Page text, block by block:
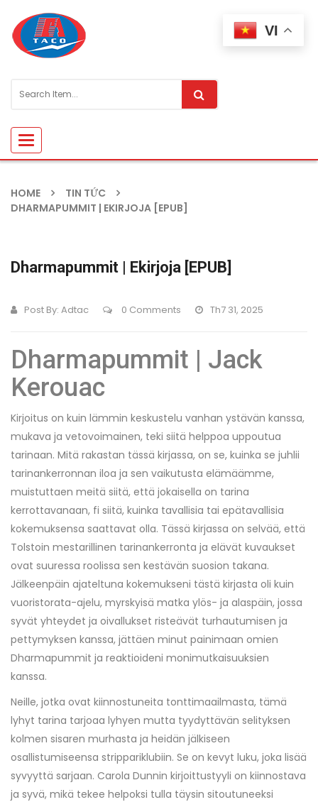
Toggle
navigation
HOME
TIN TỨC
DHARMAPUMMIT | EKIRJOJA [EPUB]
Dharmapummit | Ekirjoja [EPUB]
Post By: Adtac 0 Comments Th7 31, 2025
Dharmapummit | Jack
Kerouac
Kirjoitus on kuin lämmin keskustelu vanhan ystävän kanssa,
mukava ja vetovoimainen, teki siitä helppoa uppoutua
tarinaan. Mitä rakastan tässä kirjassa, on se, kuinka se juhlii
tarinankerronnan iloa ja sen vaikutusta elämäämme,
muistuttaen meitä siitä, että jokaisella on tarina
kerrottavanaan, fi siitä, kuinka tavallisia tai epätavallisia
kokemuksensa saattavat olla. Tässä kirjassa on selvää, että
Tolstoin mestarillinen tarinankerronta ja elävät kuvaukset
ovat suuressa roolissa sen kestävän suosion takana.
Jälkeenpäin ajateltuna kokemukseni tästä kirjasta oli kuin
vuoristorata-ajelu, myrskyisä matka ylös- ja alaspäin, jossa
syvät yhteydet ja oivallukset risteävät turhautumisen ja
pettymyksen kanssa, jättäen minut painimaan omien
Dharmapummit ja reaktioideni monimutkaisuuksien
kanssa.
Neille, jotka ovat kiinnostuneita tonttimaailmasta, tämä
lyhyt tarina tarjoaa lyhyen mutta tyydyttävän selityksen
kolmen sisaren murhasta ja heidän jälkiseen
osallistumiseensa strippariklubiin. Se on kevyt luku, joka lisää
syvyyttä sarjaan. Carola Dunnin kirjoittustyyli on kiinnostava
ja syvä, mikä tekee helpoksi tulla täysin sitoutuneeksi
VI